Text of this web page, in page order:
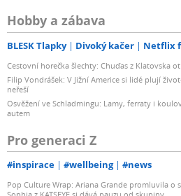
Hobby a zábava
BLESK Tlapky Divoký kačer Netflix
Cestovní horečka šlechty: Chuďas z Klatovska
Filip Vondrášek: V Jižní Americe si lidé plují
neřeší
Osvěžení ve Schladmingu: Lamy, ferraty i
autem
Pro generaci Z
#inspirace #wellbeing #news
Pop Culture Wrap: Ariana Grande promluvila o